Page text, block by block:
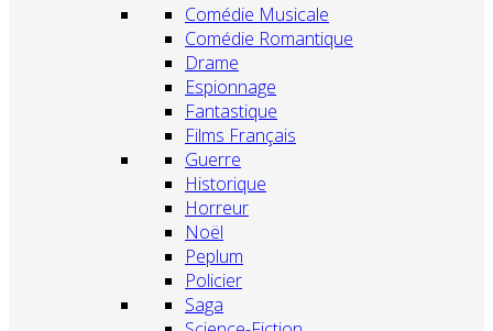
Comédie Musicale
Comédie Romantique
Drame
Espionnage
Fantastique
Films Français
Guerre
Historique
Horreur
Noël
Peplum
Policier
Saga